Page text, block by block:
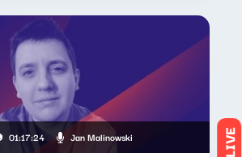
LIVE
01:17:24 Jan Malinowski